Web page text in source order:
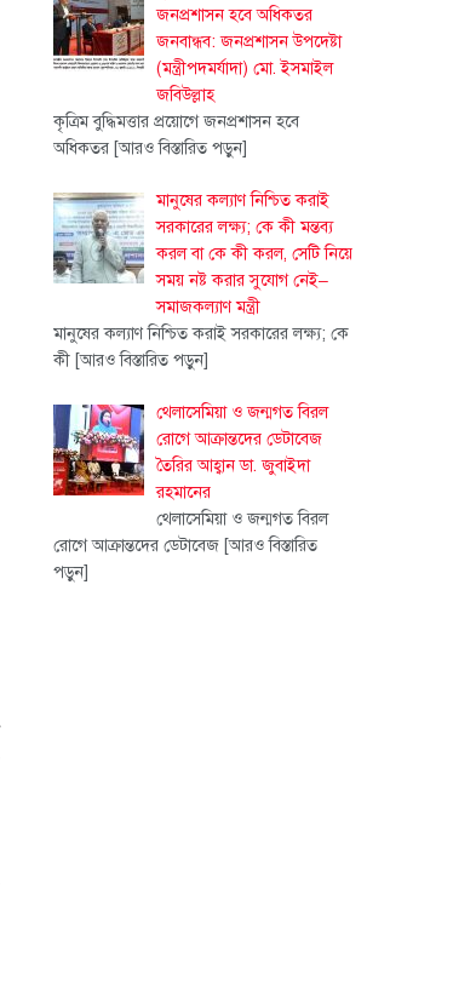
জনপ্রশাসন হবে অধিকতর
জনবান্ধব: জনপ্রশাসন উপদেষ্টা
(মন্ত্রীপদমর্যাদা) মো. ইসমাইল
জবিউল্লাহ
কৃত্রিম বুদ্ধিমত্তার প্রয়োগে জনপ্রশাসন হবে
অধিকতর [আরও বিস্তারিত পড়ুন]
মানুষের কল্যাণ নিশ্চিত করাই
সরকারের লক্ষ্য; কে কী মন্তব্য
করল বা কে কী করল, সেটি নিয়ে
সময় নষ্ট করার সুযোগ নেই–
সমাজকল্যাণ মন্ত্রী
মানুষের কল্যাণ নিশ্চিত করাই সরকারের লক্ষ্য; কে
কী [আরও বিস্তারিত পড়ুন]
থেলাসেমিয়া ও জন্মগত বিরল
রোগে আক্রান্তদের ডেটাবেজ
তৈরির আহ্বান ডা. জুবাইদা
রহমানের
থেলাসেমিয়া ও জন্মগত বিরল
রোগে আক্রান্তদের ডেটাবেজ [আরও বিস্তারিত
পড়ুন]